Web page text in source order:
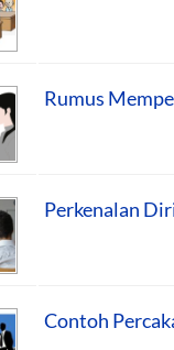
Rumus
Perkenalan
Contoh